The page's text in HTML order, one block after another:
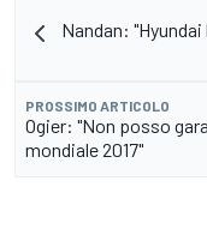
Nandan:
PROSSIMO ARTICOLO
Ogier: "Non posso
mondiale 2017"